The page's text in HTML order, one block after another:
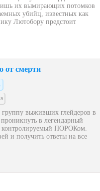
их вымирающих потомков
убийц, известных как
Лютобору предстоит
от смерти
группу выживших глейдеров в
в легендарный
контролируемый ПОРОКом.
и получить ответы на все